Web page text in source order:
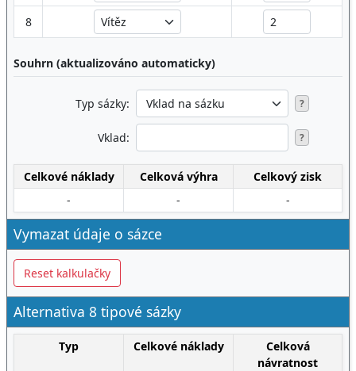
8
Souhrn (aktualizováno automaticky)
Typ sázky: ?
Vklad: ?
Celkové náklady Celková výhra
Celkový zisk
-
- -
Vymazat údaje o sázce
Reset kalkulačky
Alternativa 8 tipové sázky
Typ Celkové náklady
Celková
návratnost